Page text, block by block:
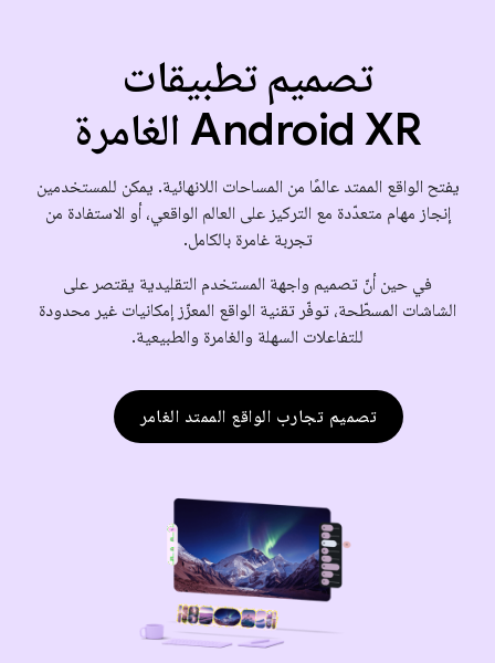
تصميم تطبيقات
Android XR الغامرة
يفتح الواقع الممتد عالمًا من المساحات اللانهائية. يمكن للمستخدمين
إنجاز مهام متعدّدة مع التركيز على العالم الواقعي، أو الاستفادة من
تجربة غامرة بالكامل.
في حين أنّ تصميم واجهة المستخدم التقليدية يقتصر على
الشاشات المسطّحة، توفّر تقنية الواقع المعزّز إمكانيات غير محدودة
للتفاعلات السهلة والغامرة والطبيعية.
تصميم تجارب الواقع الممتد الغامر